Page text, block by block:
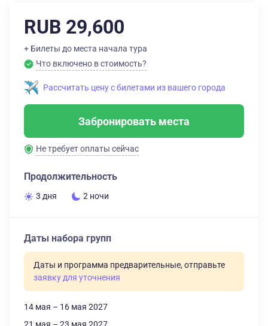
RUB 29,600
+ Билеты до места начала тура
Что включено в стоимость?
Рассчитать цену с билетами из вашего города
Забронировать места
Не требует оплаты сейчас
Продолжительность
3 дня 2 ночи
Даты набора групп
Даты и программа предварительные, отправьте
заявку для уточнения
14 мая – 16 мая 2027